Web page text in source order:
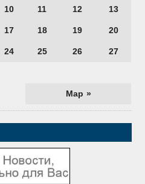
Мар »
10 11 12 13
17 18 19 20
24 25 26 27